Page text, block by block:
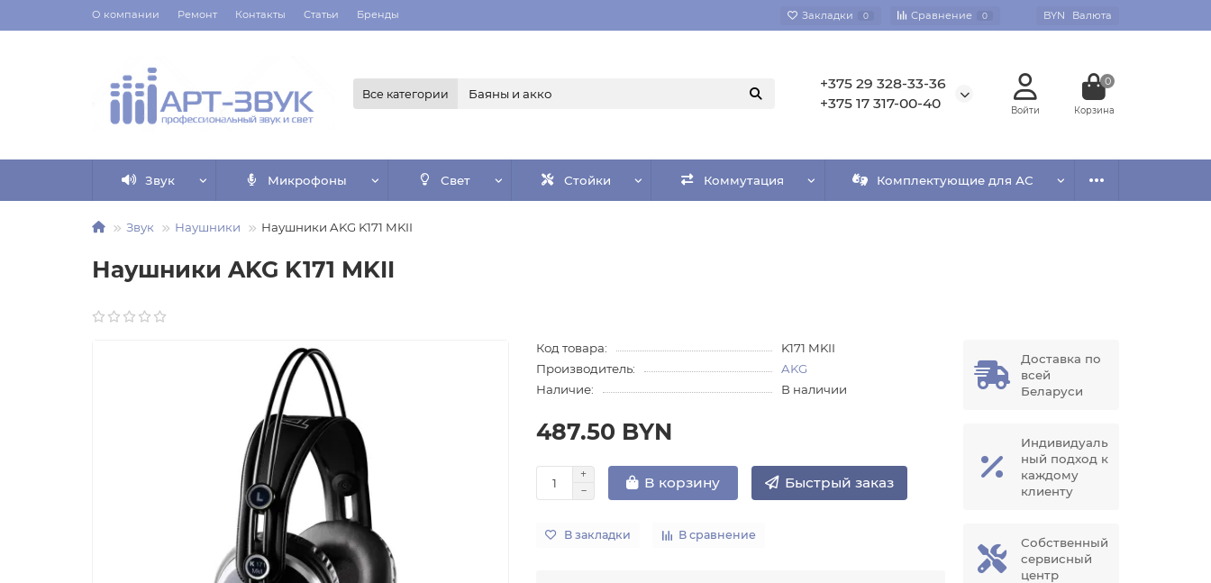
О компании Ремонт Контакты Статьи Бренды Закладки 0 Сравнение 0 BYN Валюта
Все категории
+375 29 328-33-36
+375 17 317-00-40
0
Звук Микрофоны Свет Стойки Коммутация Комплектующие для АС
Звук Наушники Наушники AKG K171 MKII
Наушники AKG K171 MKII
Код товара:
K171 MKII
Производитель:
AKG
Наличие:
В наличии
487.50 BYN
В корзину Быстрый заказ
В закладки В сравнение
Доставка по
всей
Беларуси
Индивидуаль
ный подход к
каждому
клиенту
Собственный
сервисный
центр